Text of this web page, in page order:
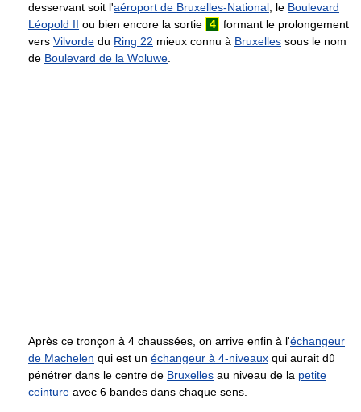
desservant soit l'aéroport de Bruxelles-National, le Boulevard
Léopold II ou bien encore la sortie 4 formant le prolongement
vers Vilvorde du Ring 22 mieux connu à Bruxelles sous le nom
de Boulevard de la Woluwe.
Après ce tronçon à 4 chaussées, on arrive enfin à l'échangeur
de Machelen qui est un échangeur à 4-niveaux qui aurait dû
pénétrer dans le centre de Bruxelles au niveau de la petite
ceinture avec 6 bandes dans chaque sens.